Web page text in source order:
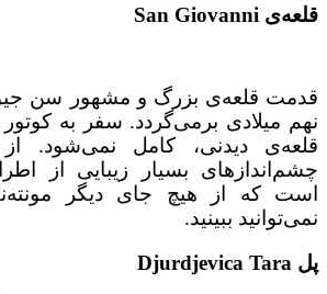
قلعه‌ی San Giovanni
قدمت قلعه‌ی بزرگ و مشهور سن
نهم میلادی برمی‌گردد. سفر به کوتور
قلعه‌ی دیدنی، کامل نمی‌شود. از
چشم‌اندازهای بسیار زیبایی از
است که از هیچ جای دیگر
نمی‌توانید ببینید.
پل Djurdjevica Tara